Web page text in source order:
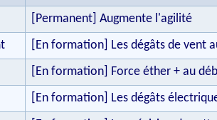
[Permanent] Augmente l'agilité
[En formation] Les dégâts de vent
[En formation] Force éther + au
[En formation] Les dégâts